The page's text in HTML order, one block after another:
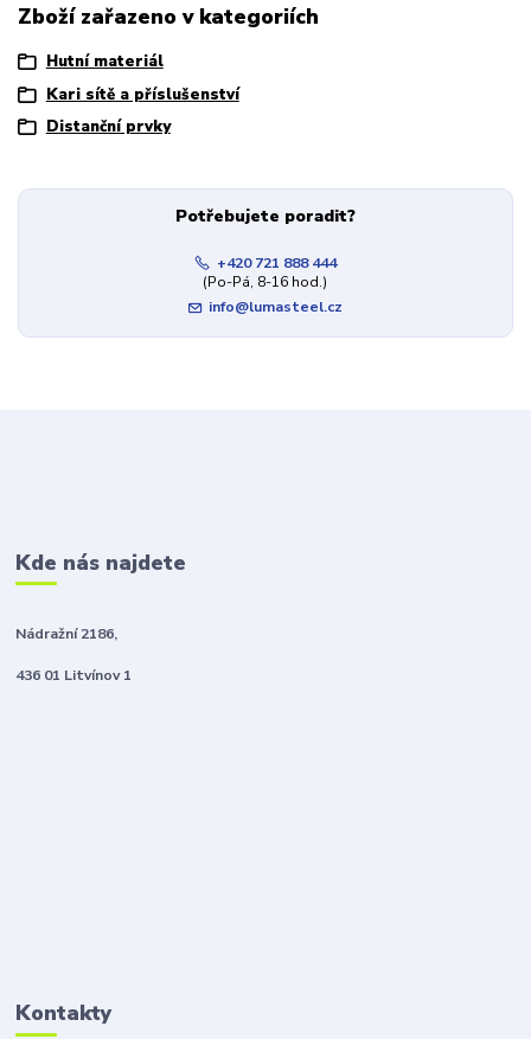
Zboží zařazeno v kategoriích
Hutní materiál
Kari sítě a příslušenství
Distanční prvky
Potřebujete poradit?
+420 721 888 444
(Po-Pá, 8-16 hod.)
info@lumasteel.cz
Kde nás najdete
Nádražní 2186,
436 01 Litvínov 1
Kontakty